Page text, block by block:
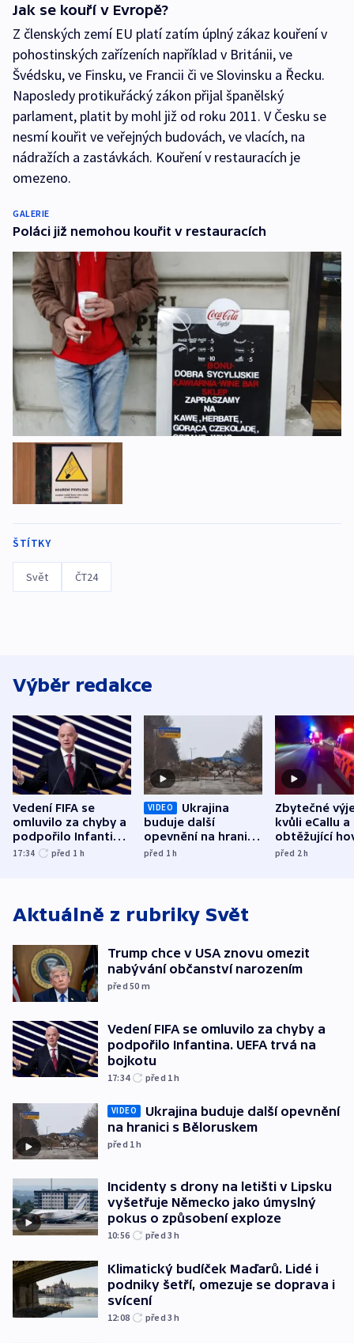
Jak se kouří v Evropě?
Z členských zemí EU platí zatím úplný zákaz kouření v
pohostinských zařízeních například v Británii, ve
Švédsku, ve Finsku, ve Francii či ve Slovinsku a Řecku.
Naposledy protikuřácký zákon přijal španělský
parlament, platit by mohl již od roku 2011. V Česku se
nesmí kouřit ve veřejných budovách, ve vlacích, na
nádražích a zastávkách. Kouření v restauracích je
omezeno.
GALERIE
Poláci již nemohou kouřit v restauracích
ŠTÍTKY
Svět ČT24
Výběr redakce
Vedení FIFA se
omluvilo za chyby a
podpořilo Infantina.
UEFA trvá na
17:34 před 1 h
VIDEO
Ukrajina
buduje další
opevnění na hranici
s Běloruskem
před 1h
Zbytečné
kvůli eCallu a
obtěžující
zdržují
před 2h
Aktuálně z rubriky Svět
Trump chce v USA znovu omezit
nabývání občanství narozením
před 50 m
Vedení FIFA se omluvilo za chyby a
podpořilo Infantina. UEFA trvá na
bojkotu
17:34 před 1h
VIDEO
Ukrajina buduje další opevnění
na hranici s Běloruskem
před 1h
Incidenty s drony na letišti v Lipsku
vyšetřuje Německo jako úmyslný
pokus o způsobení exploze
10:56 před 3h
Klimatický budíček Maďarů. Lidé i
podniky šetří, omezuje se doprava i
svícení
12:08 před 3h